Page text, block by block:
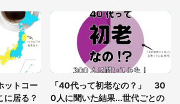
で遭難状態。なんとか見つけた民家に助け
ると、住人の男性が...」
あげると思って、あなたにこれをあげる」
山道で見知らぬお婆さんに握らされたもの
・30代女性）
ットコー
に居る？
「40代って初老なの？」 30
0人に聞いた結果...世代ごとの